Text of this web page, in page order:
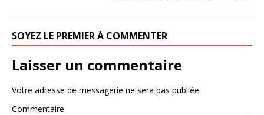
SOYEZ LE PREMIER À COMMENTER
Laisser un commentaire
Votre adresse de messagerie ne sera pas publiée.
Commentaire